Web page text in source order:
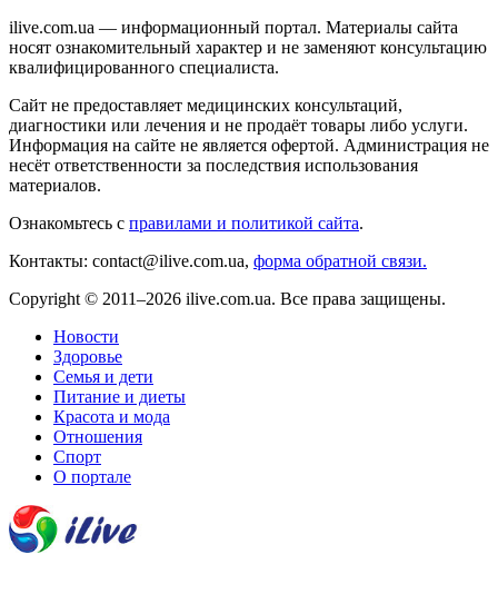
ilive.com.ua — информационный портал. Материалы сайта
носят ознакомительный характер и не заменяют консультацию
квалифицированного специалиста.
Сайт не предоставляет медицинских консультаций,
диагностики или лечения и не продаёт товары либо услуги.
Информация на сайте не является офертой. Администрация не
несёт ответственности за последствия использования
материалов.
Ознакомьтесь с правилами и политикой сайта.
Контакты: contact@ilive.com.ua, форма обратной связи.
Copyright © 2011–2026 ilive.com.ua. Все права защищены.
Новости
Здоровье
Семья и дети
Питание и диеты
Красота и мода
Отношения
Спорт
О портале